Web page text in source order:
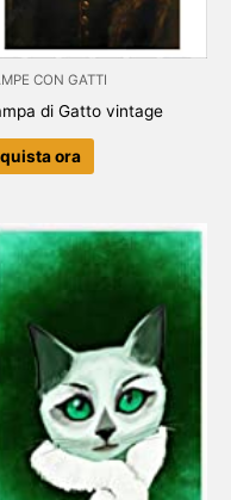
CON GATTI
di Gatto vintage
ora